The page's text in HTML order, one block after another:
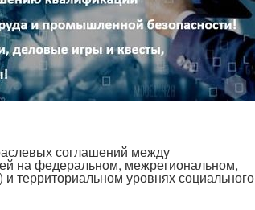
соглашений между
на федеральном, межрегиональном,
территориальном уровнях социального